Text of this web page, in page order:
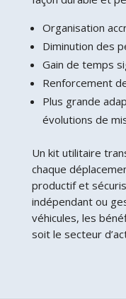
Organisation
Diminution des
Gain de temps
Renforcement
Plus grande
évolutions de
Un kit utilitaire
chaque
productif et
indépendant ou
véhicules, les
soit le secteur